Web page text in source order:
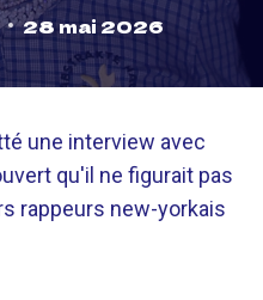
28 mai 2026
une interview avec
qu'il ne figurait pas
rappeurs new-yorkais